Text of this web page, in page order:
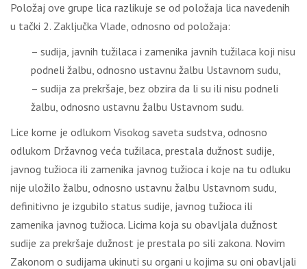
Položaj ove grupe lica razlikuje se od položaja lica navedenih
u tački 2. Zaključka Vlade, odnosno od položaja:
– sudija, javnih tužilaca i zamenika javnih tužilaca koji nisu
podneli žalbu, odnosno ustavnu žalbu Ustavnom sudu,
– sudija za prekršaje, bez obzira da li su ili nisu podneli
žalbu, odnosno ustavnu žalbu Ustavnom sudu.
Lice kome je odlukom Visokog saveta sudstva, odnosno
odlukom Državnog veća tužilaca, prestala dužnost sudije,
javnog tužioca ili zamenika javnog tužioca i koje na tu odluku
nije uložilo žalbu, odnosno ustavnu žalbu Ustavnom sudu,
definitivno je izgubilo status sudije, javnog tužioca ili
zamenika javnog tužioca. Licima koja su obavljala dužnost
sudije za prekršaje dužnost je prestala po sili zakona. Novim
Zakonom o sudijama ukinuti su organi u kojima su oni obavljali